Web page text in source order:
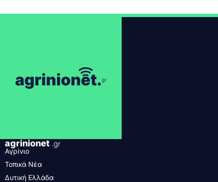
agrinionet .gr
Αγρίνιο
Τοπικά Νέα
Δυτική Ελλάδα